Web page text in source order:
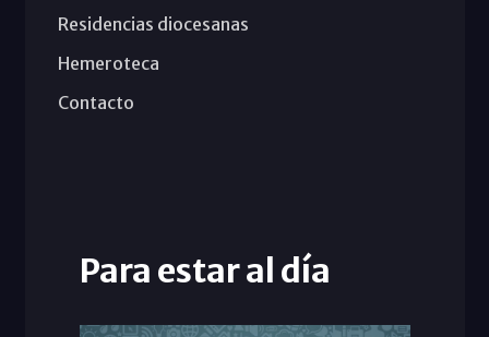
Residencias diocesanas
Hemeroteca
Contacto
Para estar al día